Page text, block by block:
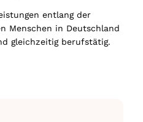
entlang der
Menschen in Deutschland
gleichzeitig berufstätig.